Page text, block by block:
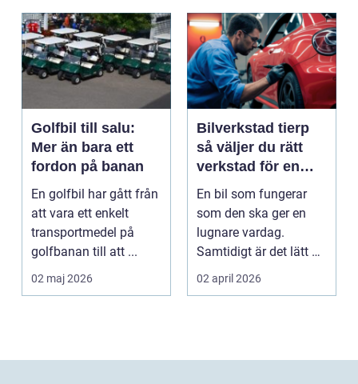
Golfbil till salu:
Mer än bara ett
fordon på banan
En golfbil har gått från
att vara ett enkelt
transportmedel på
golfbanan till att ...
02 maj 2026
Bilverkstad tierp
så väljer du rätt
verkstad för en
tryggare bilvardag
En bil som fungerar
som den ska ger en
lugnare vardag.
Samtidigt är det lätt att
skjuta upp service ...
02 april 2026